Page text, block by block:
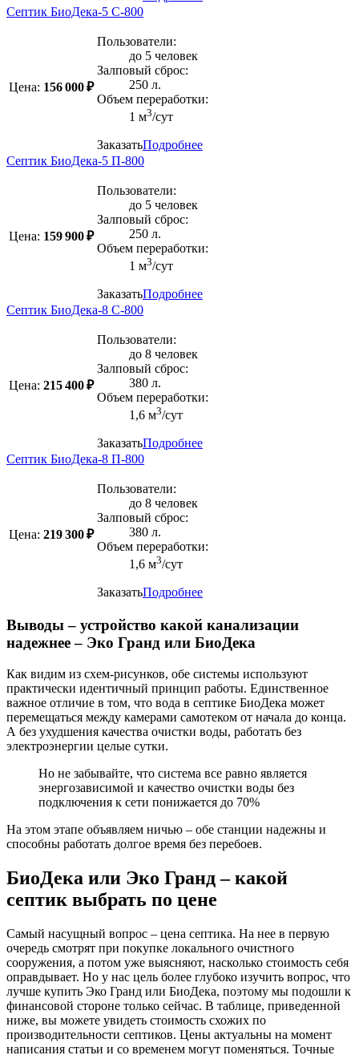
Септик БиоДека-5 C-800
Цена: 156 000 ₽
Пользователи:
до 5 человек
Залповый сброс:
250 л.
Объем переработки:
1 м3/сут
ЗаказатьПодробнее
Септик БиоДека-5 П-800
Цена: 159 900 ₽
Пользователи:
до 5 человек
Залповый сброс:
250 л.
Объем переработки:
1 м3/сут
ЗаказатьПодробнее
Септик БиоДека-8 C-800
Цена: 215 400 ₽
Пользователи:
до 8 человек
Залповый сброс:
380 л.
Объем переработки:
1,6 м3/сут
ЗаказатьПодробнее
Септик БиоДека-8 П-800
Цена: 219 300 ₽
Пользователи:
до 8 человек
Залповый сброс:
380 л.
Объем переработки:
1,6 м3/сут
ЗаказатьПодробнее
Выводы – устройство какой канализации
надежнее – Эко Гранд или БиоДека
Как видим из схем-рисунков, обе системы используют
практически идентичный принцип работы. Единственное
важное отличие в том, что вода в септике БиоДека может
перемещаться между камерами самотеком от начала до конца.
А без ухудшения качества очистки воды, работать без
электроэнергии целые сутки.
Но не забывайте, что система все равно является
энергозависимой и качество очистки воды без
подключения к сети понижается до 70%
На этом этапе объявляем ничью – обе станции надежны и
способны работать долгое время без перебоев.
БиоДека или Эко Гранд – какой
септик выбрать по цене
Самый насущный вопрос – цена септика. На нее в первую
очередь смотрят при покупке локального очистного
сооружения, а потом уже выясняют, насколько стоимость себя
оправдывает. Но у нас цель более глубоко изучить вопрос, что
лучше купить Эко Гранд или БиоДека, поэтому мы подошли к
финансовой стороне только сейчас. В таблице, приведенной
ниже, вы можете увидеть стоимость схожих по
производительности септиков. Цены актуальны на момент
написания статьи и со временем могут поменяться. Точные